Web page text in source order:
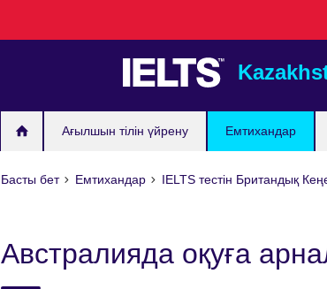
Ағылшын тілін үйрену Емтихандар
Басты бет Емтихандар IELTS тестін Британдық
Австралияда оқуға